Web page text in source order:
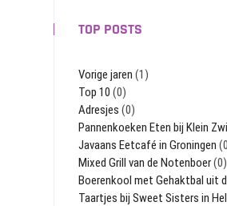
TOP POSTS
Vorige jaren (1)
Top 10 (0)
Adresjes (0)
Pannenkoeken Eten bij Klein
Javaans Eetcafé in Groningen
Mixed Grill van de Notenboer(0)
Boerenkool met Gehaktbal uit
Taartjes bij Sweet Sisters in